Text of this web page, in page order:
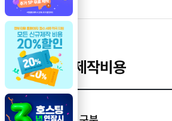
기본 제작비용